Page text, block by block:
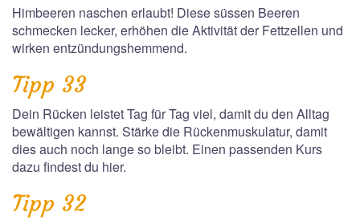
Himbeeren naschen erlaubt! Diese süssen Beeren
schmecken lecker, erhöhen die Aktivität der Fettzellen und
wirken entzündungshemmend.
Tipp 33
Dein Rücken leistet Tag für Tag viel, damit du den Alltag
bewältigen kannst. Stärke die Rückenmuskulatur, damit
dies auch noch lange so bleibt. Einen passenden Kurs
dazu findest du hier.
Tipp 32